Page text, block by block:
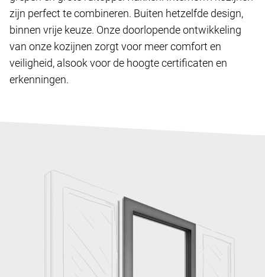
zijn perfect te combineren. Buiten hetzelfde design,
binnen vrije keuze. Onze doorlopende ontwikkeling
van onze kozijnen zorgt voor meer comfort en
veiligheid, alsook voor de hoogte certificaten en
erkenningen.